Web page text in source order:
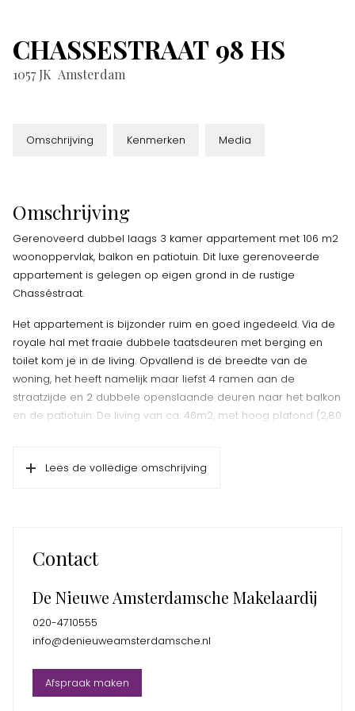
CHASSESTRAAT 98 HS
1057 JK Amsterdam
Omschrijving Kenmerken Media
Omschrijving
Gerenoveerd dubbel laags 3 kamer appartement met 106 m2
woonoppervlak, balkon en patiotuin. Dit luxe gerenoveerde
appartement is gelegen op eigen grond in de rustige
Chasséstraat.
Het appartement is bijzonder ruim en goed ingedeeld. Via de
royale hal met fraaie dubbele taatsdeuren met berging en
toilet kom je in de living. Opvallend is de breedte van de
woning, het heeft namelijk maar liefst 4 ramen aan de
straatzijde en 2 dubbele openslaande deuren naar het balkon
en de patiotuin. De living van ca. 46m2, met hoog plafond (2,80
is voorzien van 2 Siemens Studioline combi magnetrons,
op het zuidoosten, ligt ingesloten en is ca. 10m2, maar biedt
In het souterrain met hoge ramen zijn 2 riante slaapkamers,
een kast met CV opstelling en een zeer royale luxe badkamer
voorzien van inloop douche, dubbele wastafel en toilet. Het
vloerverwarming.
Lees de volledige omschrijving
Contact
De Nieuwe Amsterdamsche Makelaardij
020-4710555
info@denieuweamsterdamsche.nl
Afspraak maken